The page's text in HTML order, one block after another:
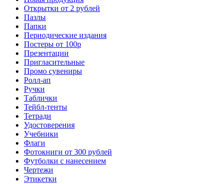
Открытки от 2 рублей
Пазлы
Папки
Периодические издания
Постеры от 100р
Презентации
Пригласительные
Промо сувениры
Ролл-ап
Ручки
Таблички
Тейбл-тенты
Тетради
Удостоверения
Учебники
Флаги
Фотокниги от 300 рублей
Футболки с нанесением
Чертежи
Этикетки